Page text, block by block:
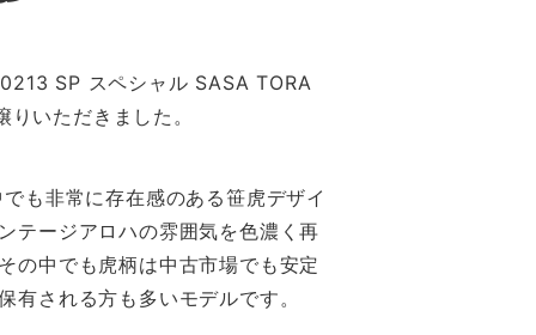
SP スペシャル SASA TORA
いただきました。
も非常に存在感のある笹虎デザイ
テージアロハの雰囲気を色濃く再
の中でも虎柄は中古市場でも安定
される方も多いモデルです。